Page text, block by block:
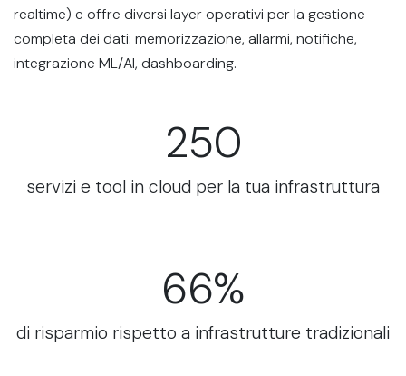
realtime) e offre diversi layer operativi per la gestione
completa dei dati: memorizzazione, allarmi, notifiche,
integrazione ML/AI, dashboarding.
250
servizi e tool in cloud per la tua infrastruttura
66%
di risparmio rispetto a infrastrutture tradizionali